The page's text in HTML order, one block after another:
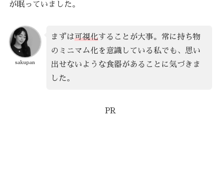
が眠っていました。
sakupan
まずは可視化することが大事。常に持ち物
のミニマム化を意識している私でも、思い
出せないような食器があることに気づきま
した。
PR